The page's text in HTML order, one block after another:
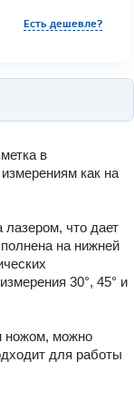
Есть дешевле?
в
как на
что дает
на нижней
30°, 45° и
ножом, можно
для работы